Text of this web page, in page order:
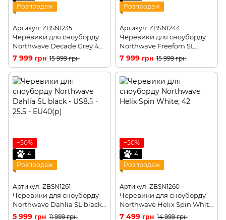
Розпродаж
Артикул: ZBSN1235
Черевики для сноуборду
Northwave Decade Grey 44
(р)
7 999 грн 15 999 грн
Розпродаж
Артикул: ZBSN1244
Черевики для сноуборду
Northwave Freefom SL
Black 47(р)
7 999 грн 15 999 грн
−50%
4
Розпродаж
Артикул: ZBSN1261
Черевики для сноуборду
Northwave Dahlia SL black
39(р)
5 999 грн 11 999 грн
−50%
4
Розпродаж
Артикул: ZBSN1260
Черевики для сноуборду
Northwave Helix Spin White
40(р)
7 499 грн 14 999 грн